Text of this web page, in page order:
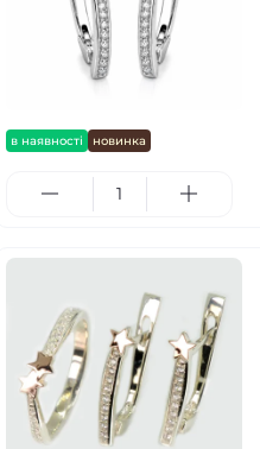
в наявності новинка